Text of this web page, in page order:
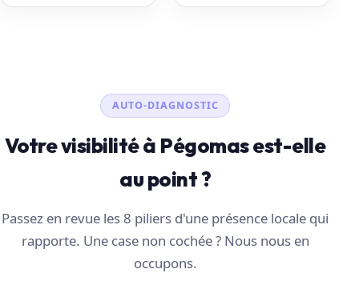
AUTO-DIAGNOSTIC
Votre visibilité à Pégomas est-elle
au point ?
Passez en revue les 8 piliers d'une présence locale qui
rapporte. Une case non cochée ? Nous nous en
occupons.